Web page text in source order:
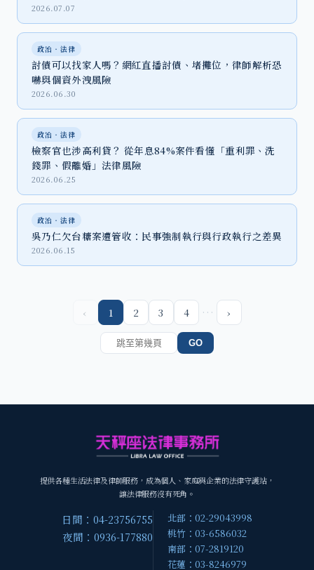
2026.07.07
政治‧法律
討債可以找家人嗎？網紅直播討債、堵攤位，律師解析恐
嚇與個資外洩風險
2026.06.30
政治‧法律
檢察官也涉高利貸？ 從年息84%案件看懂「重利罪、洗
錢罪、假離婚」法律風險
2026.06.25
政治‧法律
吳乃仁欠台糖案遭管收：民事強制執行與行政執行之差異
2026.06.15
‹ 1 2 3 4 … ›
GO
提供各種生活法律及律師服務，成為個人、家庭與企業的法律守護站，
讓法律服務沒有死角。
日間：04-23756755
夜間：0936-177880
北部：02-29043998
桃竹：03-6586032
南部：07-2819120
花蓮：03-8246979